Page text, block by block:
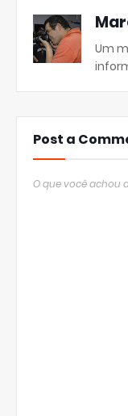
Um
Post a
O que você achou